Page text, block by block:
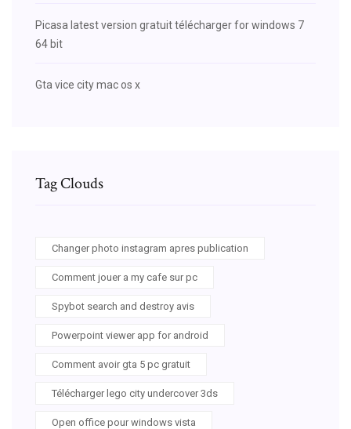
Picasa latest version gratuit télécharger for windows 7
64 bit
Gta vice city mac os x
Tag Clouds
Changer photo instagram apres publication
Comment jouer a my cafe sur pc
Spybot search and destroy avis
Powerpoint viewer app for android
Comment avoir gta 5 pc gratuit
Télécharger lego city undercover 3ds
Open office pour windows vista